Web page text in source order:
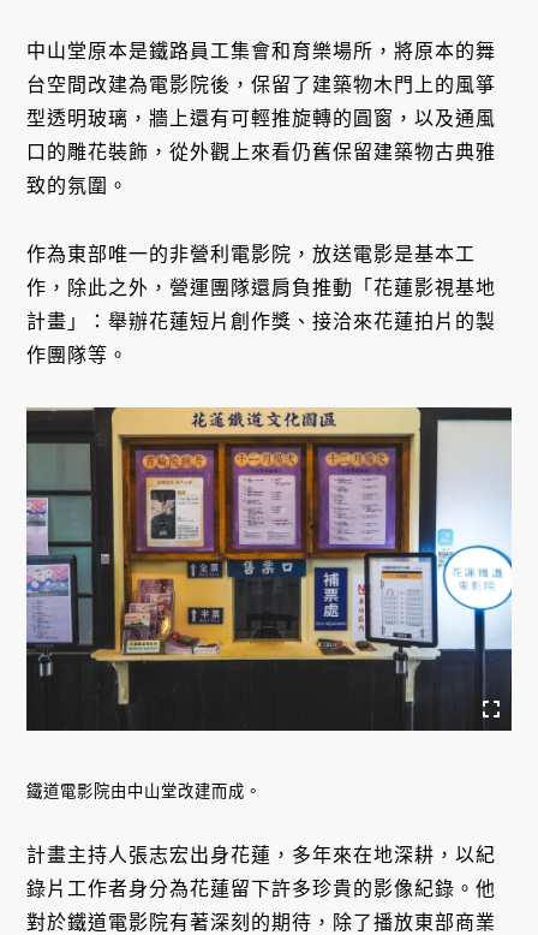
中山堂原本是鐵路員工集會和育樂場所，將原本的舞
台空間改建為電影院後，保留了建築物木門上的風箏
型透明玻璃，牆上還有可輕推旋轉的圓窗，以及通風
口的雕花裝飾，從外觀上來看仍舊保留建築物古典雅
致的氛圍。
作為東部唯一的非營利電影院，放送電影是基本工
作，除此之外，營運團隊還肩負推動「花蓮影視基地
計畫」：舉辦花蓮短片創作獎、接洽來花蓮拍片的製
作團隊等。
鐵道電影院由中山堂改建而成。
計畫主持人張志宏出身花蓮，多年來在地深耕，以紀
錄片工作者身分為花蓮留下許多珍貴的影像紀錄。他
對於鐵道電影院有著深刻的期待，除了播放東部商業